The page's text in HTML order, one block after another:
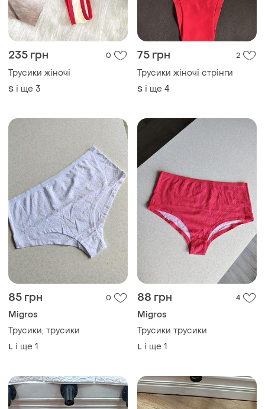
S і ще 3 і ще
85 грн
Migros
Трусики, трусики
L
88 грн 4
Трусики трусики
L